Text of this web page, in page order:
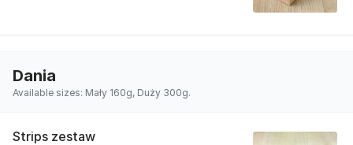
Dania
Available sizes: Mały 160g, Duży 300g.
Strips zestaw